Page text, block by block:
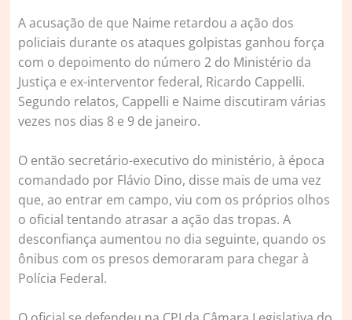
A acusação de que Naime retardou a ação dos
policiais durante os ataques golpistas ganhou força
com o depoimento do número 2 do Ministério da
Justiça e ex-interventor federal, Ricardo Cappelli.
Segundo relatos, Cappelli e Naime discutiram várias
vezes nos dias 8 e 9 de janeiro.
O então secretário-executivo do ministério, à época
comandado por Flávio Dino, disse mais de uma vez
que, ao entrar em campo, viu com os próprios olhos
o oficial tentando atrasar a ação das tropas. A
desconfiança aumentou no dia seguinte, quando os
ônibus com os presos demoraram para chegar à
Polícia Federal.